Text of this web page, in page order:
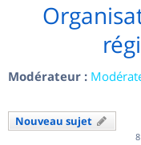
Modérateur :
Nouveau sujet